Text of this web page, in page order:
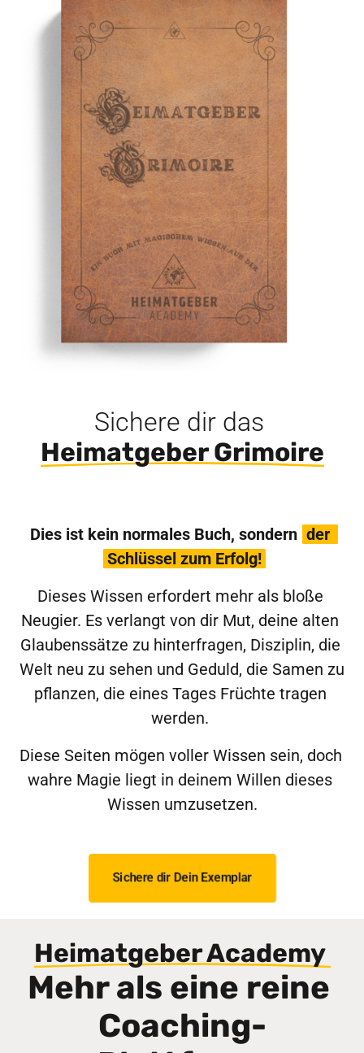
Sichere dir das
Heimatgeber Grimoire
Dies ist kein normales Buch, sondern
der
Schlüssel zum Erfolg!
Dieses Wissen erfordert mehr als bloße
Neugier. Es verlangt von dir Mut, deine alten
Glaubenssätze zu hinterfragen, Disziplin, die
Welt neu zu sehen und Geduld, die Samen zu
pflanzen, die eines Tages Früchte tragen
werden.
Diese Seiten mögen voller Wissen sein, doch
wahre Magie liegt in deinem Willen dieses
Wissen umzusetzen.
Sichere dir Dein Exemplar
Heimatgeber Academy
Mehr als eine reine
Coaching-